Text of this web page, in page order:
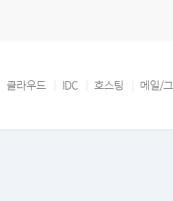
클라우드 IDC 호스팅 메일/